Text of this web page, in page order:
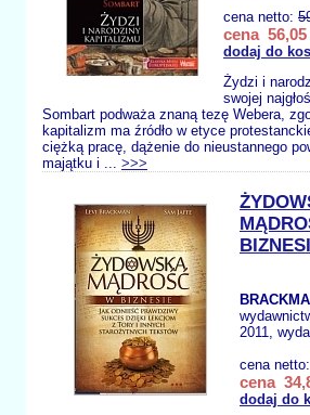
cena netto:
cena 56,05
dodaj do
Żydzi i
swojej
Sombart podważa znaną tezę Webera,
kapitalizm ma źródło w etyce
ciężką pracę, dążenie do nieustannego
majątku i ... >>>
2011,
cena
cena
dodaj do